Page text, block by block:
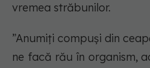
vremea străbunilor.
”Anumiți compuși din
ne facă rău în organism,